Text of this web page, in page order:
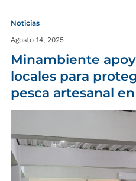
Noticias
Agosto 14, 2025
Minambiente
locales para
pesca artesanal